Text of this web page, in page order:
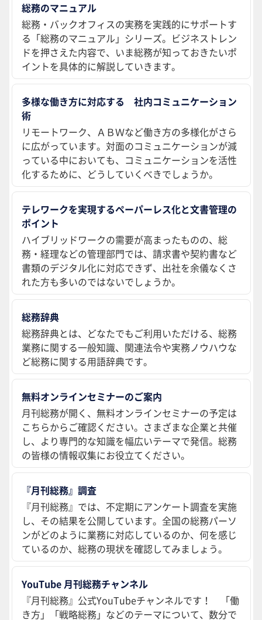
総務のマニュアル
総務・バックオフィスの実務を実践的にサポートす
る「総務のマニュアル」シリーズ。ビジネストレン
ドを押さえた内容で、いま総務が知っておきたいポ
イントを具体的に解説していきます。
多様な働き方に対応する 社内コミュニケーション
術
リモートワーク、ＡＢＷなど働き方の多様化がさら
に広がっています。対面のコミュニケーションが減
っている中においても、コミュニケーションを活性
化するために、どうしていくべきでしょうか。
テレワークを実現するペーパーレス化と文書管理の
ポイント
ハイブリッドワークの需要が高まったものの、総
務・経理などの管理部門では、請求書や契約書など
書類のデジタル化に対応できず、出社を余儀なくさ
れた方も多いのではないでしょうか。
総務辞典
総務辞典とは、どなたでもご利用いただける、総務
業務に関する一般知識、関連法令や実務ノウハウな
ど総務に関する用語辞典です。
無料オンラインセミナーのご案内
月刊総務が開く、無料オンラインセミナーの予定は
こちらからご確認ください。さまざまな企業と共催
し、より専門的な知識を幅広いテーマで発信。総務
の皆様の情報収集にお役立てください。
『月刊総務』調査
『月刊総務』では、不定期にアンケート調査を実施
し、その結果を公開しています。全国の総務パーソ
ンがどのように業務に対応しているのか、何を感じ
ているのか、総務の現状を確認してみましょう。
YouTube 月刊総務チャンネル
『月刊総務』公式YouTubeチャンネルです！ 「働
き方」「戦略総務」などのテーマについて、数分で